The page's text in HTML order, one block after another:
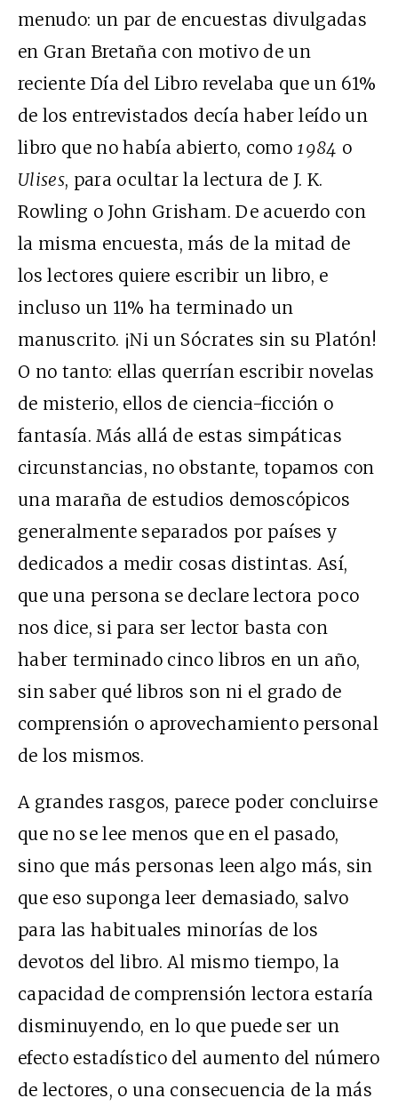
menudo: un par de encuestas divulgadas
en Gran Bretaña con motivo de un
reciente Día del Libro revelaba que un 61%
de los entrevistados decía haber leído un
libro que no había abierto, como 1984 o
Ulises, para ocultar la lectura de J. K.
Rowling o John Grisham. De acuerdo con
la misma encuesta, más de la mitad de
los lectores quiere escribir un libro, e
incluso un 11% ha terminado un
manuscrito. ¡Ni un Sócrates sin su Platón!
O no tanto: ellas querrían escribir novelas
de misterio, ellos de ciencia-ficción o
fantasía. Más allá de estas simpáticas
circunstancias, no obstante, topamos con
una maraña de estudios demoscópicos
generalmente separados por países y
dedicados a medir cosas distintas. Así,
que una persona se declare lectora poco
nos dice, si para ser lector basta con
haber terminado cinco libros en un año,
sin saber qué libros son ni el grado de
comprensión o aprovechamiento personal
de los mismos.
A grandes rasgos, parece poder concluirse
que no se lee menos que en el pasado,
sino que más personas leen algo más, sin
que eso suponga leer demasiado, salvo
para las habituales minorías de los
devotos del libro. Al mismo tiempo, la
capacidad de comprensión lectora estaría
disminuyendo, en lo que puede ser un
efecto estadístico del aumento del número
de lectores, o una consecuencia de la más